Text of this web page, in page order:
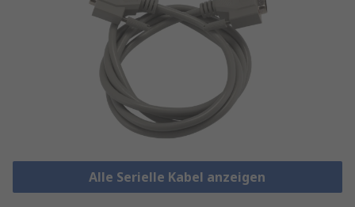
Alle Serielle Kabel anzeigen